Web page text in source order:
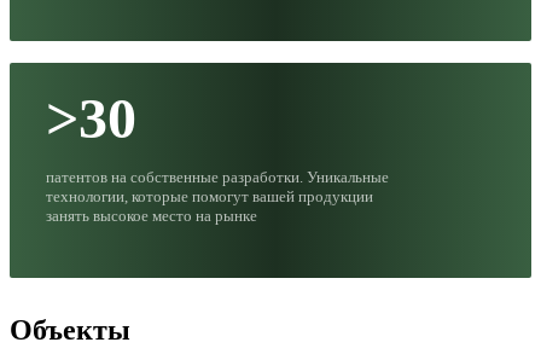
>30
патентов на собственные разработки. Уникальные
технологии, которые помогут вашей продукции
занять высокое место на рынке
Объекты